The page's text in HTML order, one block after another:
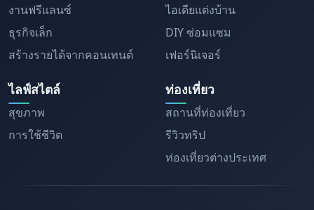
งานฟรีแลนซ์
ธุรกิจเล็ก
สร้างรายได้จากคอนเทนต์
ไอเดียแต่งบ้าน
DIY ซ่อมแซม
เฟอร์นิเจอร์
ไลฟ์สไตล์
สุขภาพ
การใช้ชีวิต
ท่องเที่ยว
สถานที่ท่องเที่ยว
รีวิวทริป
ท่องเที่ยวต่างประเทศ